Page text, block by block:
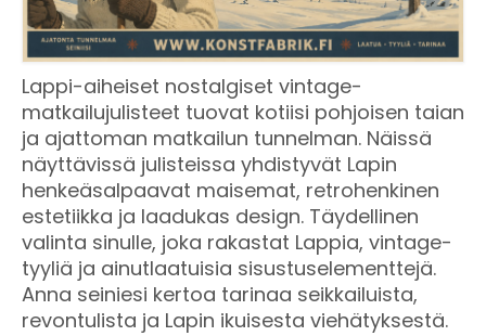
Lappi-aiheiset nostalgiset vintage-
matkailujulisteet tuovat kotiisi pohjoisen taian
ja ajattoman matkailun tunnelman. Näissä
näyttävissä julisteissa yhdistyvät Lapin
henkeäsalpaavat maisemat, retrohenkinen
estetiikka ja laadukas design. Täydellinen
valinta sinulle, joka rakastat Lappia, vintage-
tyyliä ja ainutlaatuisia sisustuselementtejä.
Anna seiniesi kertoa tarinaa seikkailuista,
revontulista ja Lapin ikuisesta viehätyksestä.